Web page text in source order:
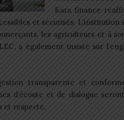
Kara finance
et sécurisés. L’institution
les agriculteurs et à
a également insisté sur
transparente et
d’écoute et de dialogue
et respecté.